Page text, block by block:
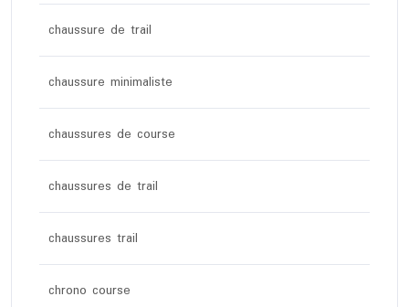
chaussure de trail
chaussure minimaliste
chaussures de course
chaussures de trail
chaussures trail
chrono course